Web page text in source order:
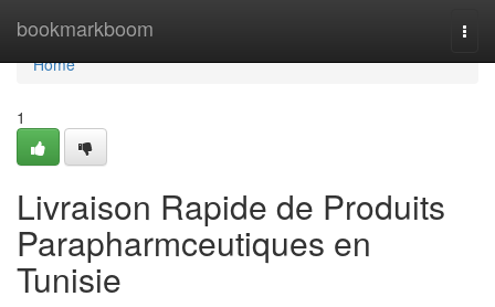
bookmarkboom
Home
Home
1
Livraison Rapide de Produits
Parapharmceutiques en
Tunisie